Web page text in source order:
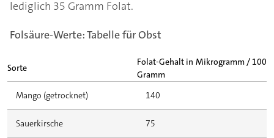
lediglich 35 Gramm Folat.
Folsäure-Werte: Tabelle für Obst
Sorte
Folat-Gehalt in Mikrogramm / 100
Gramm
Mango (getrocknet)
140
Sauerkirsche 75